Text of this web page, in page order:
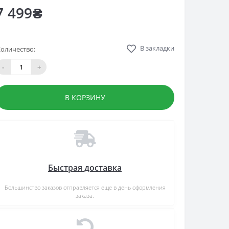
499₴
-
+
В закладки
В КОРЗИНУ
Быстрая доставка
Большинство заказов отправляется еще в день оформления
заказа.